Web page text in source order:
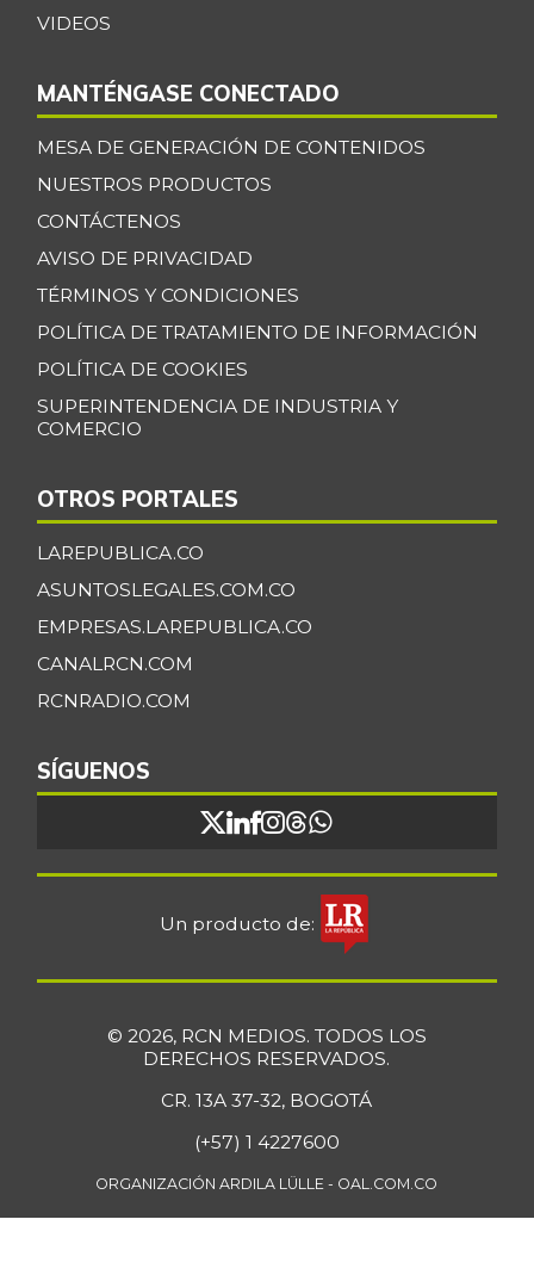
VIDEOS
MANTÉNGASE CONECTADO
MESA DE GENERACIÓN DE CONTENIDOS
NUESTROS PRODUCTOS
CONTÁCTENOS
AVISO DE PRIVACIDAD
TÉRMINOS Y CONDICIONES
POLÍTICA DE TRATAMIENTO DE INFORMACIÓN
POLÍTICA DE COOKIES
SUPERINTENDENCIA DE INDUSTRIA Y
COMERCIO
OTROS PORTALES
LAREPUBLICA.CO
ASUNTOSLEGALES.COM.CO
EMPRESAS.LAREPUBLICA.CO
CANALRCN.COM
RCNRADIO.COM
SÍGUENOS
Un producto de:
© 2026, RCN MEDIOS. TODOS LOS
DERECHOS RESERVADOS.
CR. 13A 37-32, BOGOTÁ
(+57) 1 4227600
ORGANIZACIÓN ARDILA LÜLLE - OAL.COM.CO